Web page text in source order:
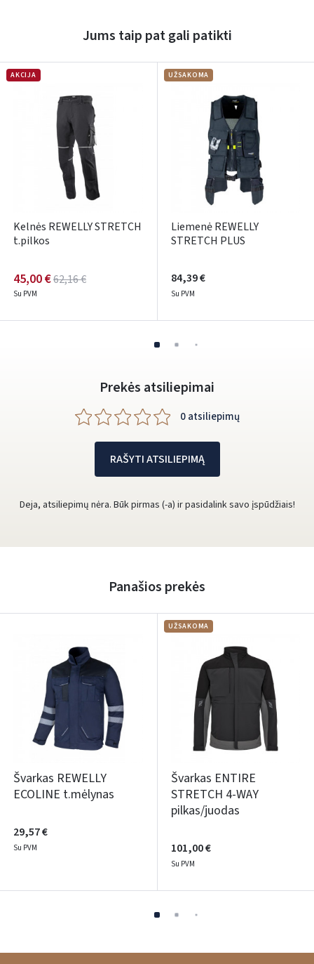
Jums taip pat gali patikti
AKCIJA
Kelnės REWELLY STRETCH
t.pilkos
45,00 €62,16 €
Su PVM
UŽSAKOMA
Liemenė REWELLY
STRETCH PLUS
84,39 €
Su PVM
Prekės atsiliepimai
0 atsiliepimų
RAŠYTI ATSILIEPIMĄ
Deja, atsiliepimų nėra. Būk pirmas (-a) ir pasidalink savo įspūdžiais!
Panašios prekės
Švarkas REWELLY
ECOLINE t.mėlynas
29,57 €
Su PVM
UŽSAKOMA
Švarkas ENTIRE
STRETCH 4-WAY
pilkas/juodas
101,00 €
Su PVM
Pamiršote slaptažodį?
ARBA
Dar neturite paskyros? Registruokites